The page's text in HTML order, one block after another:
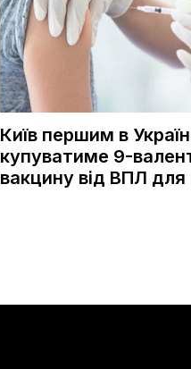
Київ першим в
купуватиме 9-
вакцину від ВПЛ для